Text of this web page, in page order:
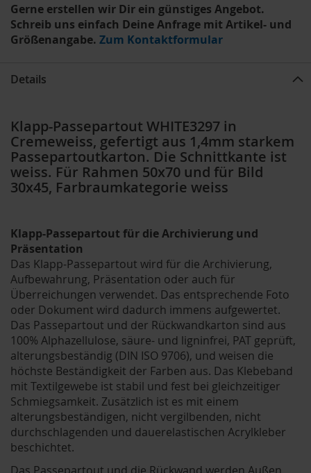
Gerne erstellen wir Dir ein günstiges Angebot.
Schreib uns einfach Deine Anfrage mit Artikel- und
Größenangabe. Zum Kontaktformular
Details
Klapp-Passepartout WHITE3297 in
Cremeweiss, gefertigt aus 1,4mm starkem
Passepartoutkarton. Die Schnittkante ist
weiss. Für Rahmen 50x70 und für Bild
30x45, Farbraumkategorie weiss
Klapp-Passepartout für die Archivierung und
Präsentation
Das Klapp-Passepartout wird für die Archivierung,
Aufbewahrung, Präsentation oder auch für
Überreichungen verwendet. Das entsprechende Foto
oder Dokument wird dadurch immens aufgewertet.
Das Passepartout und der Rückwandkarton sind aus
100% Alphazellulose, säure- und ligninfrei, PAT geprüft,
alterungsbeständig (DIN ISO 9706), und weisen die
höchste Beständigkeit der Farben aus. Das Klebeband
mit Textilgewebe ist stabil und fest bei gleichzeitiger
Schmiegsamkeit. Zusätzlich ist es mit einem
alterungsbeständigen, nicht vergilbenden, nicht
durchschlagenden und dauerelastischen Acrylkleber
beschichtet.